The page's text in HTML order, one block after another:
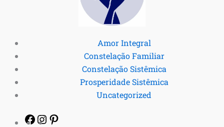
Amor Integral
Constelação Familiar
Constelação Sistêmica
Prosperidade Sistêmica
Uncategorized